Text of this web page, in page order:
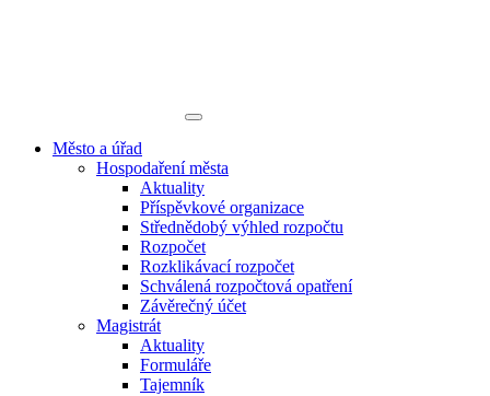
Město a úřad
Hospodaření města
Aktuality
Příspěvkové organizace
Střednědobý výhled rozpočtu
Rozpočet
Rozklikávací rozpočet
Schválená rozpočtová opatření
Závěrečný účet
Magistrát
Aktuality
Formuláře
Tajemník